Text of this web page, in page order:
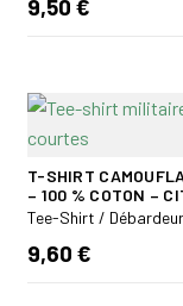
9,50 €
T-SHIRT
– 100 % COTON –
Tee-Shirt /
9,60 €